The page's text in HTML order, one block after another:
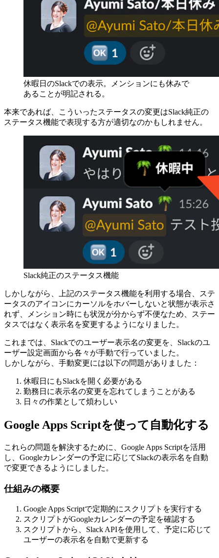
休暇日のSlackでの表示。メンションにも休みで
あることが明記される。
本来であれば、こういったステータスの変更はSlack純正の
ステータス機能で表現する方が適切なのかもしれません。
Slack純正のステータス機能
しかしながら、上記のステータス機能を利用する場合、ステ
ータスのアイコンにカーソルをホバーしないと状態が表示さ
れず、メンション時にも状況が分からず不便なため、ステー
タスではなく表示名を変更するようになりました。
これまでは、Slackでのユーザー表示名の変更を、Slackのユ
ーザー設定画面から各々が手動で行っていました。
しかしながら、手動変更には以下の問題がありました：
休暇日にもSlackを開く必要がある
勤務日に表示名の変更を忘れてしまうことがある
日々の作業として煩わしい
Google Apps Scriptを使って自動化する
これらの問題を解決するために、Google Apps Scriptを活用
し、Googleカレンダーの予定に応じてSlackの表示名を自動
で変更できるようにしました。
仕組みの概要
Google Apps Scriptで定期的にスクリプトを実行する
スクリプトがGoogleカレンダーの予定を確認する
スクリプトから、Slack APIを使用して、予定に応じて
ユーザーの表示名を自動で更新する